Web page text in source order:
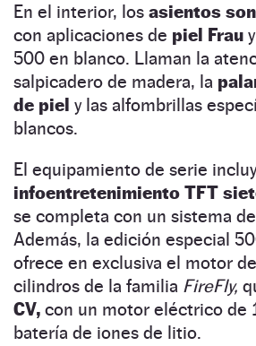
En el interior, los asientos
con aplicaciones de piel Frau
500 en blanco. Llaman la
salpicadero de madera, la
de piel y las alfombrillas
blancos.
El equipamiento de serie
infoentretenimiento TFT
se completa con un sistema
Además, la edición especial
ofrece en exclusiva el motor
cilindros de la familia FireFly,
CV, con un motor eléctrico de
batería de iones de litio.